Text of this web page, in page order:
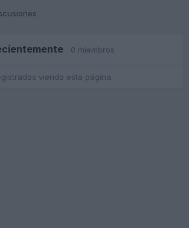
0 miembros
viendo esta página.